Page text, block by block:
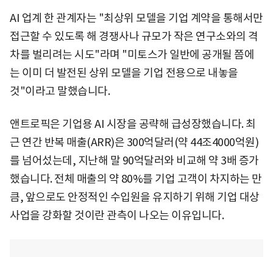
AI 업계 한 관계자는 "최상위 모델을 기업 계약을 통해서만
접근할 수 있도록 해 경쟁사나 규모가 작은 연구소와의 격
차를 벌리려는 시도"라며 "미토스가 일반에 공개될 쯤에
는 이미 더 발전된 상위 모델을 기업 전용으로 내놓을
것"이라고 말했습니다.
앤트로픽은 기업용 AI 시장을 공략해 급성장했습니다. 최
근 연간 반복 매출(ARR)은 300억달러(약 44조4000억원)
를 넘어섰는데, 지난해 말 90억달러와 비교해 약 3배 증가
했습니다. 전체 매출의 약 80%를 기업 고객이 차지하는 만
큼, 앞으로도 안정적인 수입원을 유지하기 위해 기업 대상
사업을 강화할 것이란 관측이 나오는 이유입니다.